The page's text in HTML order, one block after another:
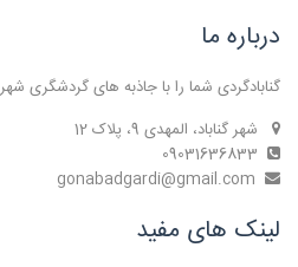
درباره ما
گنابادگردی شما را با جاذبه های گردشگری
شهر گناباد، المهدی 9، پلاک 12
لینک های مفید